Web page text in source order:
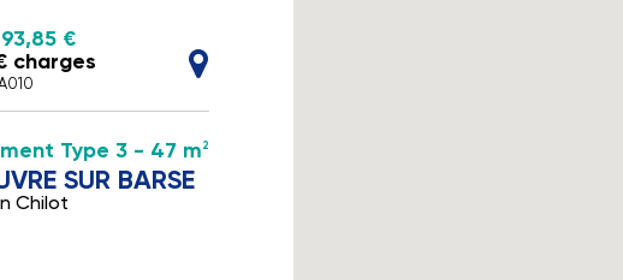
€
charges
Type 3 - 47 m 2
SUR BARSE
Chilot